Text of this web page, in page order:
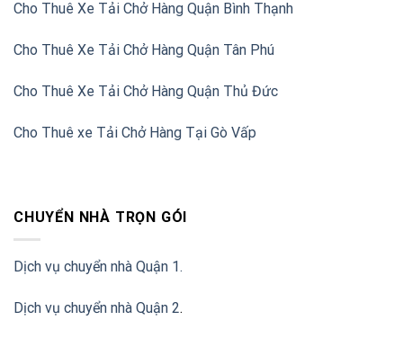
Cho Thuê Xe Tải Chở Hàng Quận Bình Thạnh
Cho Thuê Xe Tải Chở Hàng Quận Tân Phú
Cho Thuê Xe Tải Chở Hàng Quận Thủ Đức
Cho Thuê xe Tải Chở Hàng Tại Gò Vấp
CHUYỂN NHÀ TRỌN GÓI
Dịch vụ chuyển nhà Quận 1.
Dịch vụ chuyển nhà Quận 2.